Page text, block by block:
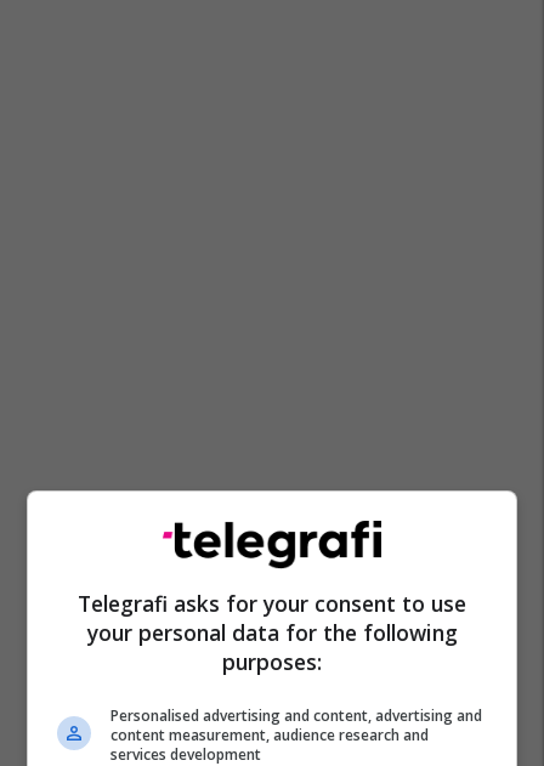
Telegrafi asks for your consent to use
your personal data for the following
purposes:
Personalised advertising and content, advertising and
content measurement, audience research and
services development